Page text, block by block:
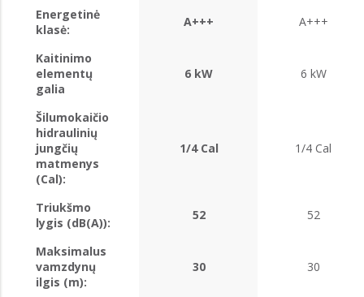
Energetinė
klasė:
A+++ A+++
Kaitinimo
elementų
galia
6 kW 6 kW
Šilumokaičio
hidraulinių
jungčių
matmenys
(Cal):
1/4 Cal 1/4 Cal
Triukšmo
lygis (dB(A)):
52 52
Maksimalus
vamzdynų
ilgis (m):
30 30